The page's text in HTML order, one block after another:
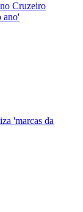
Cruzeiro
ano'
'marcas da